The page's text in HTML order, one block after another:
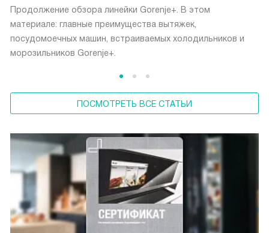
Продолжение обзора линейки Gorenje+. В этом
материале: главные преимущества вытяжек,
посудомоечных машин, встраиваемых холодильников и
морозильников Gorenje+.
ПОСМОТРЕТЬ ВСЕ СТАТЬИ